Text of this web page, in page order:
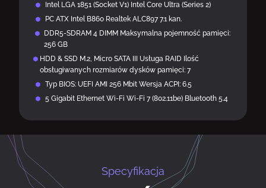
Intel LGA 1851 (Socket V1) Intel Core Ultra (Series 2)
PC ATX Intel B860 Realtek ALC897 7.1 kan.
DDR5-SDRAM 4 DIMM Maksymalna pojemność pamięci:
256 GB
HDD & SSD M.2, Micro SATA III Usługa RAID Ilość
obsługiwanych rozmiarów dysków pamięci: 7
Typ BIOS: UEFI AMI 256 Mbit Wersja ACPI: 6.5
5 Gigabit Ethernet Wi-Fi Wi-Fi 7 (802.11be) Bluetooth 5.4
Specyfikacja